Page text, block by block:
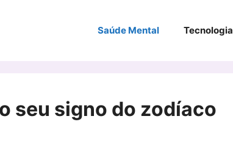
Saúde Mental Tecnologia
seu signo do zodíaco